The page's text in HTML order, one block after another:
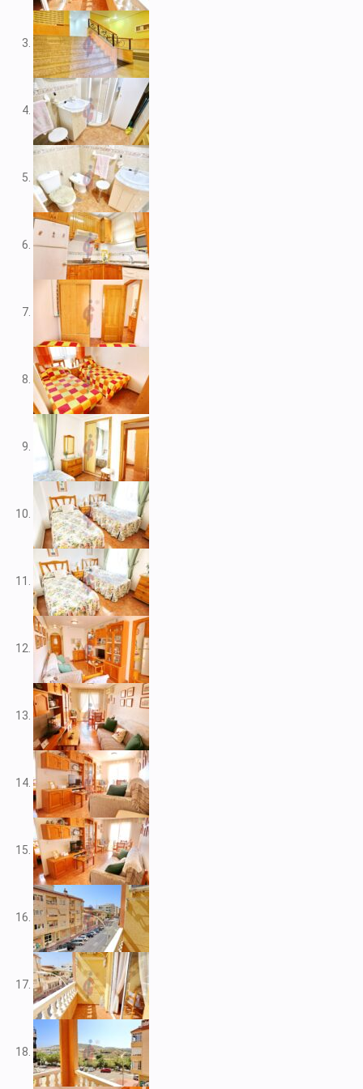
V1974
V1975
V1980
V1984
V2022
V2023
V2024
V2026
V2037
V2038
V2039
V2045
V2049
V2052
V2056B
V2059
V2060
V2062
V2077
V2088
V2096
V2100
V2104
V2109
V2111
V2116
V2117
V2120
V2122
V2125
V2127
V2139
V2148
V2156
V2159
V2160
V2161
V2163
V2165
V2172
V2177
V2178
V2183
V2187
V2192
V2199
V2208
V2209
V2212
V2217
V2221
V2222
V2223
V2224
V2226
V2228
V2230
V2232
V2235
V2237
V2239
V2240
V2241
V2243
V2246
V2248
V2253
V2255
V2256
V2257
V2258
V2262
V2265